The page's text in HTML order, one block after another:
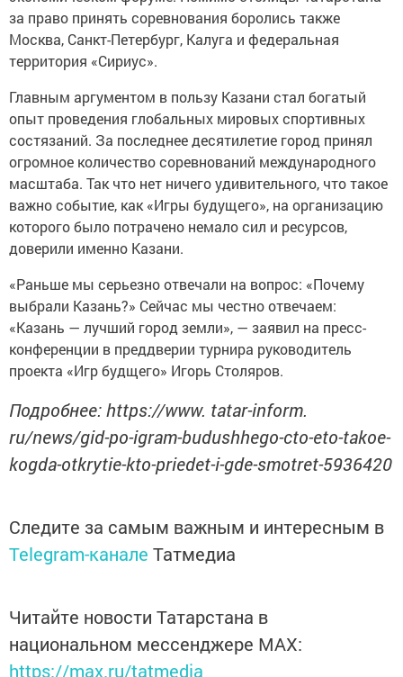
за право принять соревнования боролись также
Москва, Санкт-Петербург, Калуга и федеральная
территория «Сириус».
Главным аргументом в пользу Казани стал богатый
опыт проведения глобальных мировых спортивных
состязаний. За последнее десятилетие город принял
огромное количество соревнований международного
масштаба. Так что нет ничего удивительного, что такое
важно событие, как «Игры будущего», на организацию
которого было потрачено немало сил и ресурсов,
доверили именно Казани.
«Раньше мы серьезно отвечали на вопрос: «Почему
выбрали Казань?» Сейчас мы честно отвечаем:
«Казань — лучший город земли», — заявил на пресс-
конференции в преддверии турнира руководитель
проекта «Игр будщего» Игорь Столяров.
Подробнее: https://www. tatar-inform.
ru/news/gid-po-igram-budushhego-cto-eto-takoe-
kogda-otkrytie-kto-priedet-i-gde-smotret-5936420
Следите за самым важным и интересным в
Telegram-канале Татмедиа
Читайте новости Татарстана в
национальном мессенджере MАХ:
https://max.ru/tatmedia